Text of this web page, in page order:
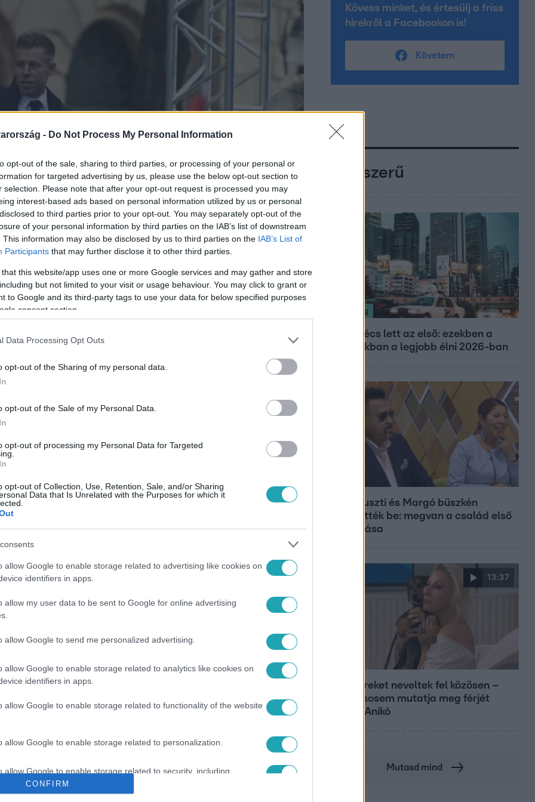
- Do Not Process My Personal Information
opt-out of the sale, sharing to third parties, or processing of your personal or
for targeted advertising by us, please use the below opt-out section to
selection. Please note that after your opt-out request is processed you may
interest-based ads based on personal information utilized by us or personal
to third parties prior to your opt-out. You may separately opt-out of the
of your personal information by third parties on the IAB’s list of downstream
This information may also be disclosed by us to third parties on the IAB’s List of
Participants that may further disclose it to other third parties.
that this website/app uses one or more Google services and may gather and store
but not limited to your visit or usage behaviour. You may click to grant or
to Google and its third-party tags to use your data for below specified purposes
consent section.
Data Processing Opt Outs
opt-out of the Sharing of my personal data.
opt-out of the Sale of my Personal Data.
opt-out of processing my Personal Data for Targeted
opt-out of Collection, Use, Retention, Sale, and/or Sharing
Data that Is Unrelated with the Purposes for which it
allow Google to enable storage related to advertising like cookies on
identifiers in apps.
allow my user data to be sent to Google for online advertising
allow Google to send me personalized advertising.
allow Google to enable storage related to analytics like cookies on
identifiers in apps.
allow Google to enable storage related to functionality of the website
allow Google to enable storage related to personalization.
allow Google to enable storage related to security, including
functionality and fraud prevention, and other user protection.
CONFIRM
és Gyurcsány Ferenccel szeretett
is.
legyen a Google-találatokban!
#DEUTSCH TAMÁS #NYÍLT LEVÉL #VÁLASZTÁS 2024
Kövess minket, és értesülj a friss
hírekről a Facebookon is!
Követem
Népszerű
Nagyvilág
Nem Bécs lett az első: ezekben a
városokban a legjobb élni 2026-ban
Bódi Guszti és Margó büszkén
jelentették be: megvan a család első
diplomása
13:37
Öt gyereket neveltek fel közösen –
szinte sosem mutatja meg férjét
Ungár Anikó
Mutasd mind